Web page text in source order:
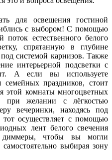
для освещения гостиной
с выбором! С помощью
естественного белого
спрятанную в глубине
системой карнизов. Также
интерьерной подсветки с
А если вы используете
праздников, стоит
этой комнаты многоцветных
при желании с лёгкостью
вечеринки, находясь под
тот осуществляет с помощью
лент белого свечения
диммеры, чтобы вы могли
самостоятельно выбирая зону